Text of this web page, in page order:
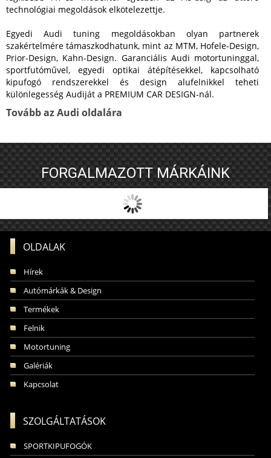
technológiai megoldások elkötelezettje.
Egyedi Audi tuning megoldásokban olyan partnerek
szakértelmére támaszkodhatunk, mint az MTM, Hofele-Design,
Prior-Design, Kahn-Design. Garanciális Audi motortuninggal,
sportfutóművel, egyedi optikai átépítésekkel, kapcsolható
kipufogó rendszerekkel és design alufelnikkel teheti
különlegesség Audiját a PREMIUM CAR DESIGN-nál.
Tovább az Audi oldalára
FORGALMAZOTT MÁRKÁINK
OLDALAK
Hírek
Autómárkák & Design
Termékek
Felnik
Motortuning
Galériák
Kapcsolat
SZOLGÁLTATÁSOK
SPORTKIPUFOGÓK